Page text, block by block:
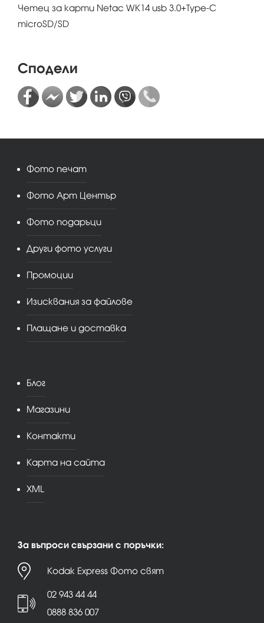
Четец за карти Netac WK14 usb 3.0+Type-C
microSD/SD
Сподели
Фото печат
Фото Арт Център
Фото подаръци
Други фото услуги
Промоции
Изисквания за файлове
Плащане и доставка
Блог
Магазини
Контакти
Карта на сайта
XML
За въпроси свързани с поръчки:
Kodak Express Фото свят
02 943 44 44
0888 836 007